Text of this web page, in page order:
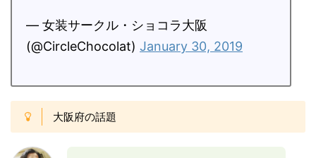
— 女装サークル・ショコラ大阪
(@CircleChocolat) January 30, 2019
大阪府の話題